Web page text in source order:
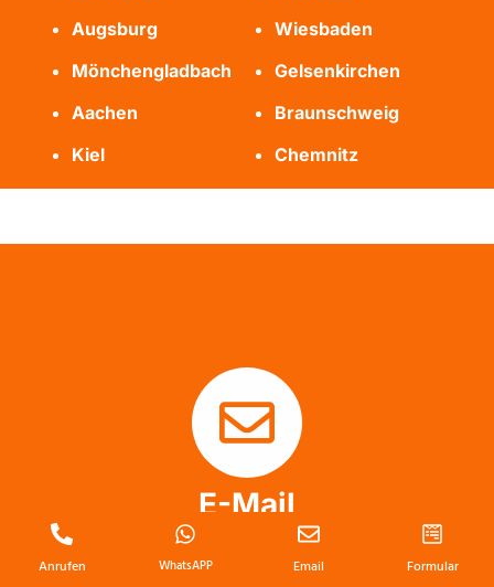
Augsburg
Wiesbaden
Mönchengladbach
Gelsenkirchen
Aachen
Braunschweig
Kiel
Chemnitz
E-Mail
info@messie-wohnung-profis.de
Anrufen WhatsAPP Email Formular